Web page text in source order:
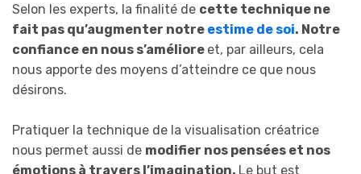
Selon les experts, la finalité de cette technique ne
fait pas qu’augmenter notre estime de soi. Notre
confiance en nous s’améliore et, par ailleurs, cela
nous apporte des moyens d’atteindre ce que nous
désirons.
Pratiquer la technique de la visualisation créatrice
nous permet aussi de modifier nos pensées et nos
émotions à travers l’imagination. Le but est